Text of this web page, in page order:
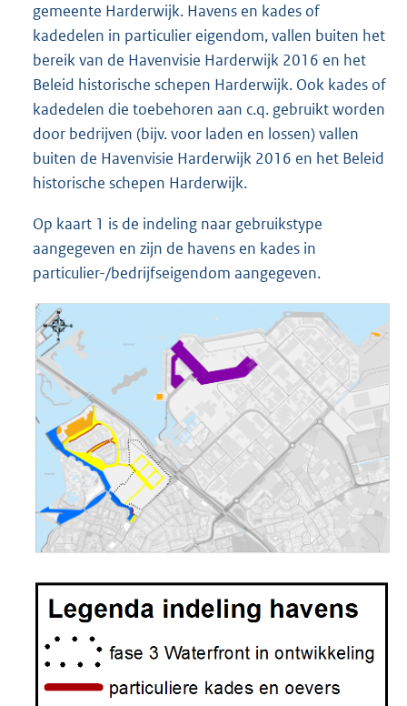
gemeente Harderwijk. Havens en kades of
kadedelen in particulier eigendom, vallen buiten het
bereik van de Havenvisie Harderwijk 2016 en het
Beleid historische schepen Harderwijk. Ook kades of
kadedelen die toebehoren aan c.q. gebruikt worden
door bedrijven (bijv. voor laden en lossen) vallen
buiten de Havenvisie Harderwijk 2016 en het Beleid
historische schepen Harderwijk.
Op kaart 1 is de indeling naar gebruikstype
aangegeven en zijn de havens en kades in
particulier-/bedrijfseigendom aangegeven.